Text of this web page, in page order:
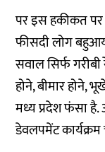
पर इस हकीकत पर
फीसदी लोग
सवाल सिर्फ
होने, बीमार
मध्य प्रदेश फंसा है.
डेवलपमेंट